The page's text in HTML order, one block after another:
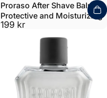
Proraso After Shave Balm
Protective and Moisturizing
199 kr